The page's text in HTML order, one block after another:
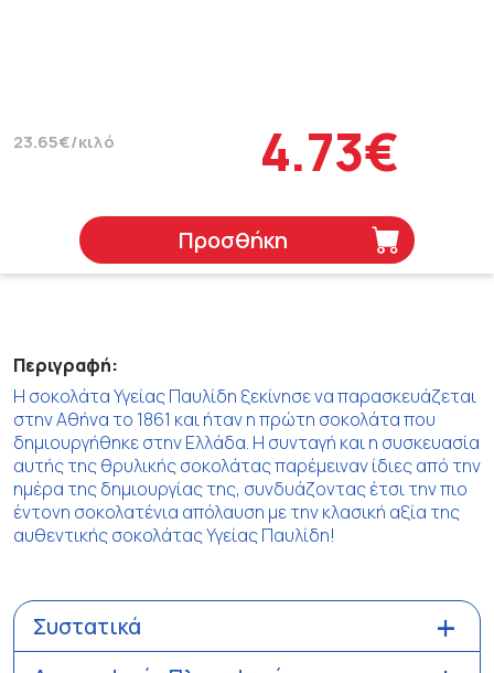
23.65€/κιλό 4.73€
Προσθήκη
Περιγραφή:
Η σοκολάτα Υγείας Παυλίδη ξεκίνησε να παρασκευάζεται
στην Αθήνα το 1861 και ήταν η πρώτη σοκολάτα που
δημιουργήθηκε στην Ελλάδα. Η συνταγή και η συσκευασία
αυτής της θρυλικής σοκολάτας παρέμειναν ίδιες από την
ημέρα της δημιουργίας της, συνδυάζοντας έτσι την πιο
έντονη σοκολατένια απόλαυση με την κλασική αξία της
αυθεντικής σοκολάτας Υγείας Παυλίδη!
Συστατικά